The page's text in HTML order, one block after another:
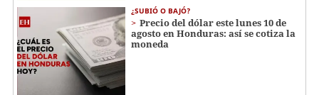
¿SUBIÓ O BAJÓ?
Precio del dólar este lunes 10 de
agosto en Honduras: así se cotiza la
moneda